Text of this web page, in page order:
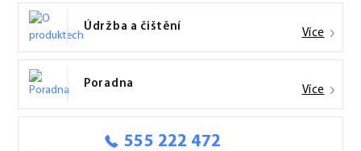
Údržba a čištění Více
Poradna Více
555 222 472